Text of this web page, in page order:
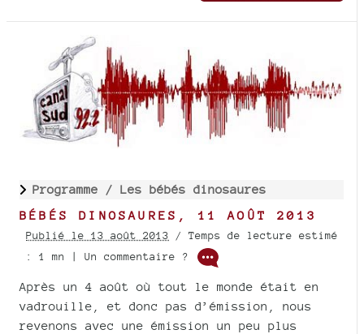
Programme / Les bébés dinosaures
BÉBÉS DINOSAURES, 11 AOÛT 2013
Publié le 13 août 2013 / Temps de lecture estimé
: 1 mn | Un commentaire ?
Après un 4 août où tout le monde était en
vadrouille, et donc pas d’émission, nous
revenons avec une émission un peu plus